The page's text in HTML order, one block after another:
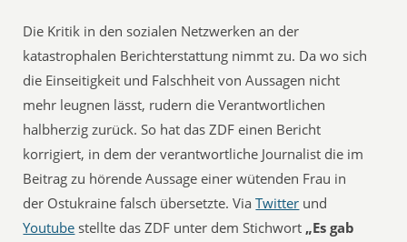
Die Kritik in den sozialen Netzwerken an der
katastrophalen Berichterstattung nimmt zu. Da wo sich
die Einseitigkeit und Falschheit von Aussagen nicht
mehr leugnen lässt, rudern die Verantwortlichen
halbherzig zurück. So hat das ZDF einen Bericht
korrigiert, in dem der verantwortliche Journalist die im
Beitrag zu hörende Aussage einer wütenden Frau in
der Ostukraine falsch übersetzte. ViaTwitter und
Youtube stellte das ZDF unter dem Stichwort „Es gab